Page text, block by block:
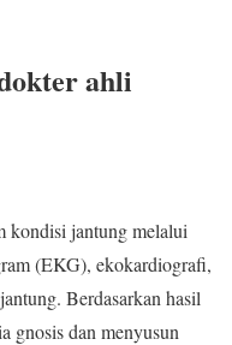
ahli
kondisi jantung melalui
(EKG), ekokardiografi,
Berdasarkan hasil
gnosis dan menyusun